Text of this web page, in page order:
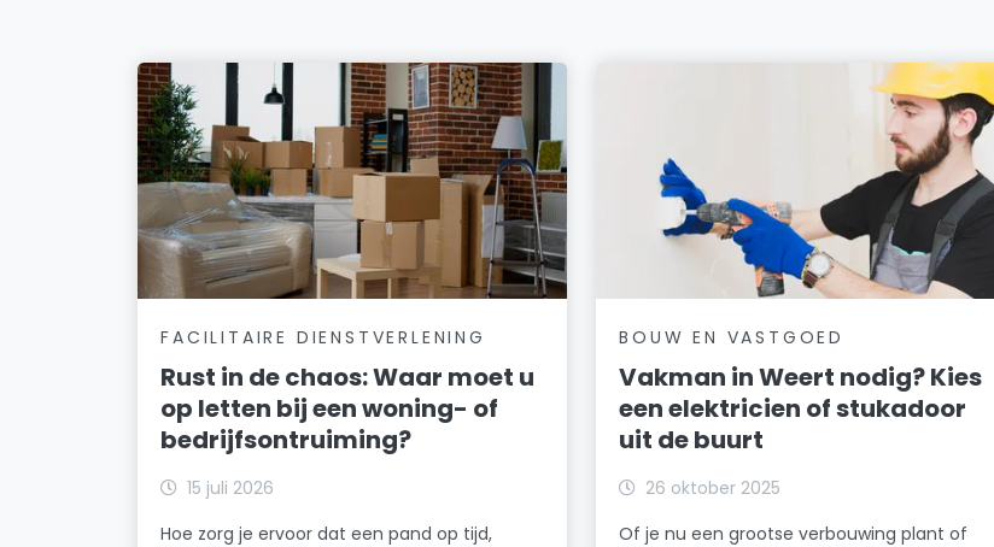
FACILITAIRE DIENSTVERLENING
Rust in de chaos: Waar moet u
op letten bij een woning- of
bedrijfsontruiming?
15 juli 2026
Hoe zorg je ervoor dat een pand op tijd,
BOUW EN VASTGOED
Vakman in Weert nodig? Kies
een elektricien of stukadoor
uit de buurt
26 oktober 2025
Of je nu een grootse verbouwing plant of